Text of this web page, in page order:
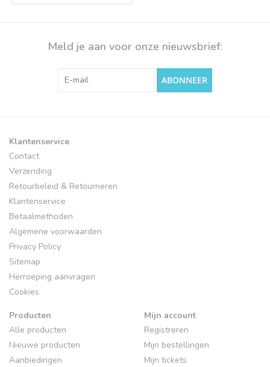
Meld je aan voor onze nieuwsbrief:
ABONNEER
Klantenservice
Contact
Verzending
Retourbeleid & Retourneren
Klantenservice
Betaalmethoden
Algemene voorwaarden
Privacy Policy
Sitemap
Herroeping aanvragen
Cookies
Producten
Alle producten
Nieuwe producten
Aanbiedingen
Mijn account
Registreren
Mijn bestellingen
Mijn tickets